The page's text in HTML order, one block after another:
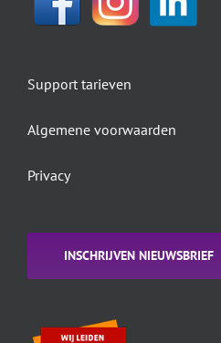
Support tarieven
Algemene voorwaarden
Privacy
INSCHRIJVEN NIEUWSBRIEF